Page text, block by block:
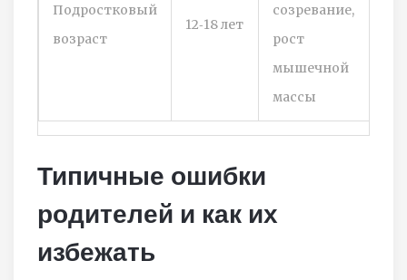
Подростковый
возраст
12‑18 лет
созревание,
рост
мышечной
массы
Типичные ошибки
родителей и как их
избежать